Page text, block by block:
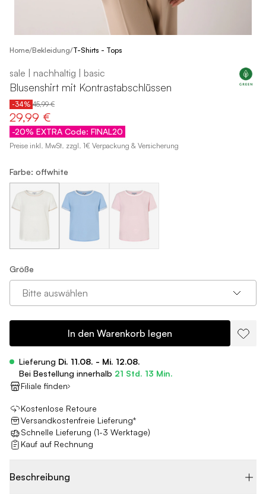
Home/Bekleidung/T-Shirts - Tops
sale | nachhaltig | basic
Blusenshirt mit Kontrastabschlüssen
-34% 45,99 €
29,99 €
-20% EXTRA Code: FINAL20
Preise inkl. MwSt. zzgl. 1€ Verpackung & Versicherung
Farbe: offwhite
Größe
Bitte auswählen
In den Warenkorb legen
Lieferung Di. 11.08. - Mi. 12.08.
Bei Bestellung innerhalb 21 Std. 13 Min.
Filiale finden
Kostenlose Retoure
Versandkostenfreie Lieferung*
Schnelle Lieferung (1-3 Werktage)
Kauf auf Rechnung
Beschreibung